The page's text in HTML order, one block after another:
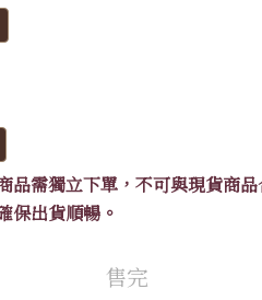
品需獨立下單，不可與現貨商
保出貨順暢。
售完